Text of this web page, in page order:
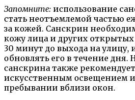
Запомните: использование
стать неотъемлемой частью
за кожей. Санскрин
кожу лица и других открытых
30 минут до выхода на улицу,
обновлять его в течение дня.
санскрина также
искусственным освещением
пребывании вблизи окон.